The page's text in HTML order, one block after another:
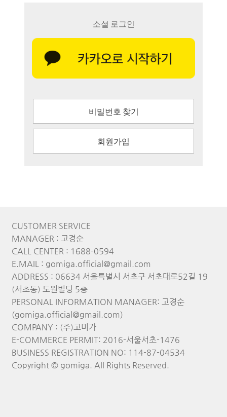
소셜 로그인
비밀번호 찾기
회원가입
CUSTOMER SERVICE
MANAGER : 고경순
CALL CENTER : 1688-0594
E.MAIL : gomiga.official@gmail.com
ADDRESS : 06634 서울특별시 서초구 서초대로52길 19
(서초동) 도원빌딩 5층
PERSONAL INFORMATION MANAGER: 고경순
(gomiga.official@gmail.com)
COMPANY : (주)고미가
E-COMMERCE PERMIT: 2016-서울서초-1476
BUSINESS REGISTRATION NO: 114-87-04534
Copyright © gomiga. All Rights Reserved.